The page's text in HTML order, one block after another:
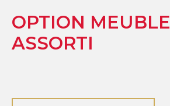
OPTION MEUBLE
ASSORTI